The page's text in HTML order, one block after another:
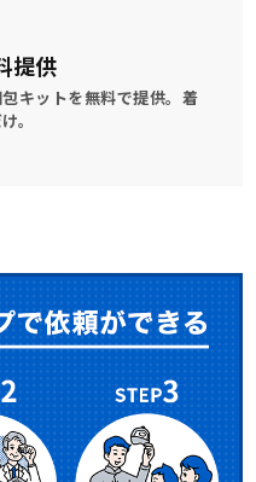
提供
キットを無料で提供。 着
。